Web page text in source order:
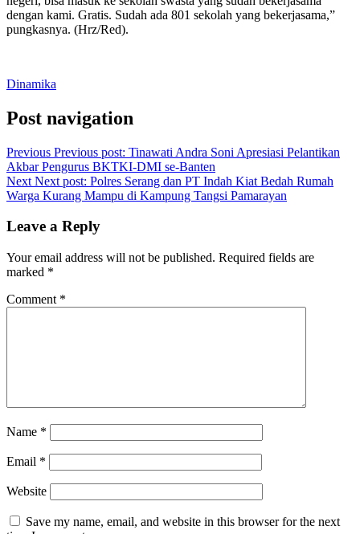
dengan kami. Gratis. Sudah ada 801 sekolah yang bekerjasama,”
pungkasnya. (Hrz/Red).
Dinamika
Post navigation
Previous Previous post: Tinawati Andra Soni Apresiasi Pelantikan
Akbar Pengurus BKTKI-DMI se-Banten
Next Next post: Polres Serang dan PT Indah Kiat Bedah Rumah
Warga Kurang Mampu di Kampung Tangsi Pamarayan
Leave a Reply
Your email address will not be published. Required fields are
marked *
Comment *
Name *
Email *
Website
Save my name, email, and website in this browser for the next